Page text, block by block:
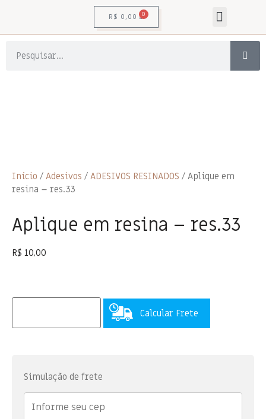
R$ 0,00 0
Início / Adesivos / ADESIVOS RESINADOS / Aplique em
resina – res.33
Aplique em resina – res.33
R$ 10,00
Calcular Frete
Simulação de frete